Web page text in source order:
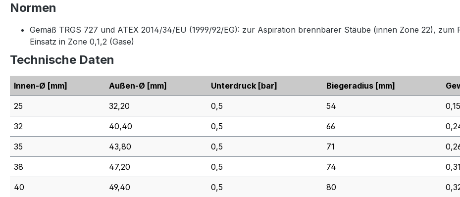
Normen
Gemäß TRGS 727 und ATEX 2014/34/EU (1999/92/EG): zur Aspiration brennbarer Stäube (innen Zone 22),
Einsatz in Zone 0,1,2 (Gase)
Technische Daten
Innen-Ø [mm] Außen-Ø [mm] Unterdruck [bar] Biegeradius [mm]
25 32,20 0,5 54 0,15
32 40,40 0,5 66
35 43,80 0,5 71
38 47,20 0,5 74 0,31
40 49,40 0,5 80